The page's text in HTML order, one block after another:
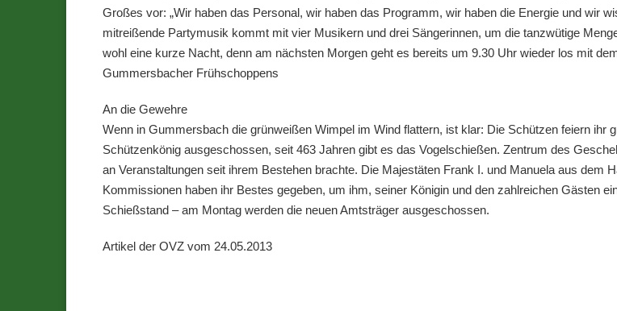
Großes vor: „Wir haben das Personal, wir haben das Programm, wir haben die Energie und wir
mitreißende Partymusik kommt mit vier Musikern und drei Sängerinnen, um die tanzwütige
wohl eine kurze Nacht, denn am nächsten Morgen geht es bereits um 9.30 Uhr wieder los mit
Gummersbacher Frühschoppens
An die Gewehre
Wenn in Gummersbach die grünweißen Wimpel im Wind flattern, ist klar: Die Schützen feiern
Schützenkönig ausgeschossen, seit 463 Jahren gibt es das Vogelschießen. Zentrum des
an Veranstaltungen seit ihrem Bestehen brachte. Die Majestäten Frank I. und Manuela aus dem
Kommissionen haben ihr Bestes gegeben, um ihm, seiner Königin und den zahlreichen Gästen
Schießstand – am Montag werden die neuen Amtsträger ausgeschossen.
Artikel der OVZ vom 24.05.2013